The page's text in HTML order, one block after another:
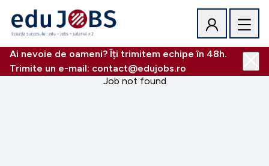
Ai nevoie de oameni? Îți trimitem echipe în 48h.
Trimite un e-mail: contact@edujobs.ro
Job not found